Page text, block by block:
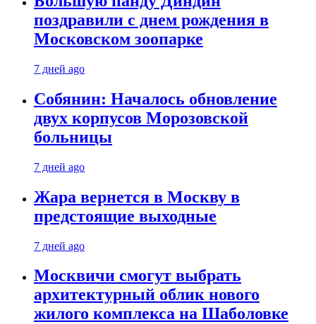
поздравили с днем рождения в
Московском зоопарке
7 дней ago
Собянин: Началось обновление
двух корпусов Морозовской
больницы
7 дней ago
Жара вернется в Москву в
предстоящие выходные
7 дней ago
Москвичи смогут выбрать
архитектурный облик нового
жилого комплекса на Шаболовке